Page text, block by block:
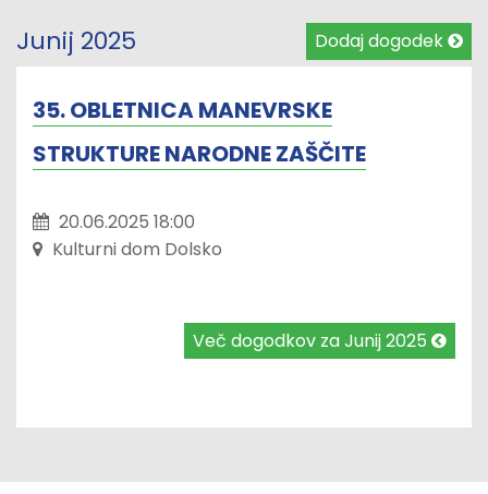
Junij 2025 Dodaj dogodek
35. OBLETNICA MANEVRSKE
STRUKTURE NARODNE ZAŠČITE
20.06.2025 18:00
Kulturni dom Dolsko
Več dogodkov za Junij 2025